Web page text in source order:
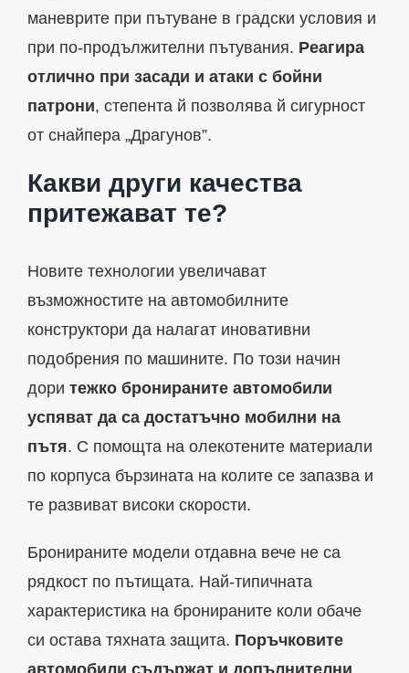
маневрите при пътуване в градски условия и
при по-продължителни пътувания. Реагира
отлично при засади и атаки с бойни
патрони, степента й позволява й сигурност
от снайпера „Драгунов”.
Какви други качества
притежават те?
Новите технологии увеличават
възможностите на автомобилните
конструктори да налагат иновативни
подобрения по машините. По този начин
дори тежко бронираните автомобили
успяват да са достатъчно мобилни на
пътя. С помощта на олекотените материали
по корпуса бързината на колите се запазва и
те развиват високи скорости.
Бронираните модели отдавна вече не са
рядкост по пътищата. Най-типичната
характеристика на бронираните коли обаче
си остава тяхната защита. Поръчковите